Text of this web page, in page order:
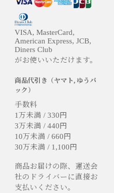
VISA, MasterCard,
American Express, JCB,
Diners Club
がお使いいただけます。
商品代引き（ヤマト, ゆうパ
ック）
手数料
1万未満 / 330円
3万未満 / 440円
10万未満 / 660円
30万未満 / 1,100円
商品お届けの際、運送会
社のドライバーに直接お
支払いください。